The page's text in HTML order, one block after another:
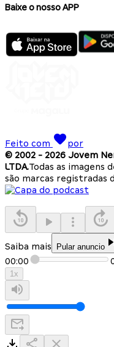
Baixe o nosso APP
Feito com
por
© 2002 - 2026 Jovem
LTDA.Todas as imagens
são marcas registradas
Saiba mais Pular anuncio
00:00
1x